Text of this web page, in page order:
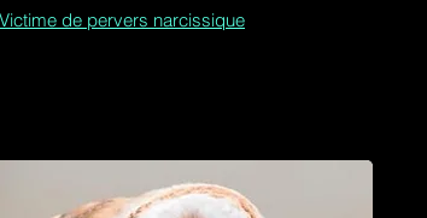
de pervers narcissique